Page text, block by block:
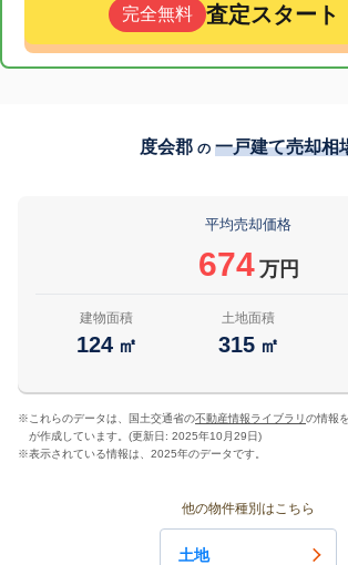
完全無料 査定スタート
度会郡 の 一戸建て売却相
平均売却価格
674 万円
建物面積
124 ㎡
土地面積
315 ㎡
※ これらのデータは、国土交通省の不動産情報ライブラリの情報
が作成しています。(更新日: 2025年10月29日)
※表示されている情報は、2025年のデータです。
他の物件種別はこちら
土地